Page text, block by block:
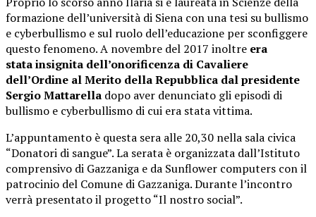
formazione dell’università di Siena con una tesi su bullismo
e cyberbullismo e sul ruolo dell’educazione per sconfiggere
questo fenomeno. A novembre del 2017 inoltre era
stata insignita dell’onorificenza di Cavaliere
dell’Ordine al Merito della Repubblica dal presidente
Sergio Mattarella dopo aver denunciato gli episodi di
bullismo e cyberbullismo di cui era stata vittima.
L’appuntamento è questa sera alle 20,30 nella sala civica
“Donatori di sangue”. La serata è organizzata dall’Istituto
comprensivo di Gazzaniga e da Sunflower computers con il
patrocinio del Comune di Gazzaniga. Durante l’incontro
verrà presentato il progetto “Il nostro social”.